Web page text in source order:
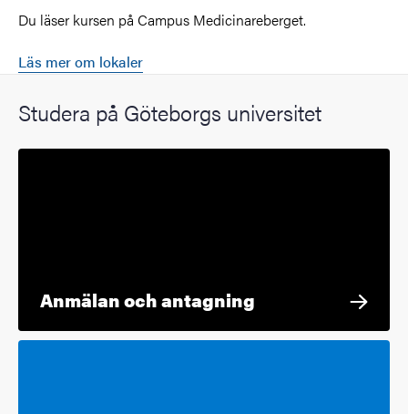
Du läser kursen på Campus Medicinareberget.
Läs mer om lokaler
Studera på Göteborgs universitet
Anmälan och antagning